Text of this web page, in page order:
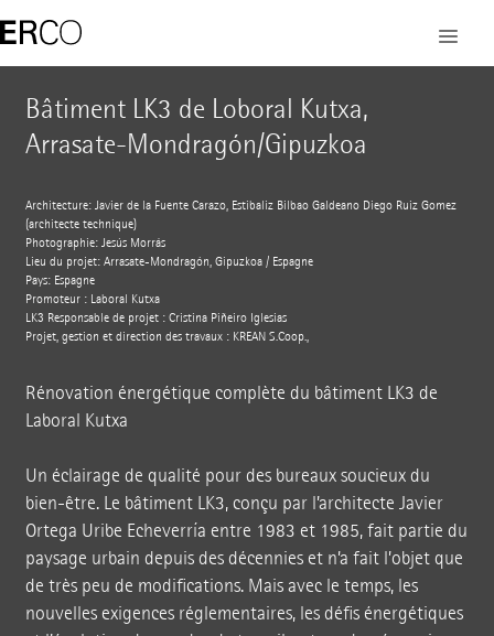
Bâtiment LK3 de Loboral Kutxa,
Arrasate-Mondragón/Gipuzkoa
Architecture: Javier de la Fuente Carazo, Estibaliz Bilbao Galdeano Diego Ruiz Gomez
(architecte technique)
Photographie: Jesús Morrás
Lieu du projet: Arrasate-Mondragón, Gipuzkoa / Espagne
Pays: Espagne
Promoteur : Laboral Kutxa
LK3 Responsable de projet : Cristina Piñeiro Iglesias
Projet, gestion et direction des travaux : KREAN S.Coop.,
Rénovation énergétique complète du bâtiment LK3 de
Laboral Kutxa
Un éclairage de qualité pour des bureaux soucieux du
bien-être. Le bâtiment LK3, conçu par l’architecte Javier
Ortega Uribe Echeverría entre 1983 et 1985, fait partie du
paysage urbain depuis des décennies et n’a fait l’objet que
de très peu de modifications. Mais avec le temps, les
nouvelles exigences réglementaires, les défis énergétiques